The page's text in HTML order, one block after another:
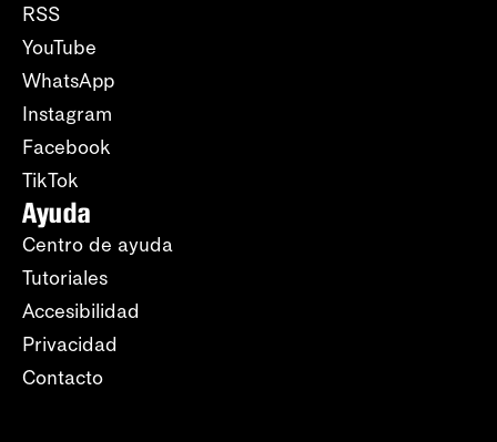
RSS
YouTube
WhatsApp
Instagram
Facebook
TikTok
Ayuda
Centro de ayuda
Tutoriales
Accesibilidad
Privacidad
Contacto